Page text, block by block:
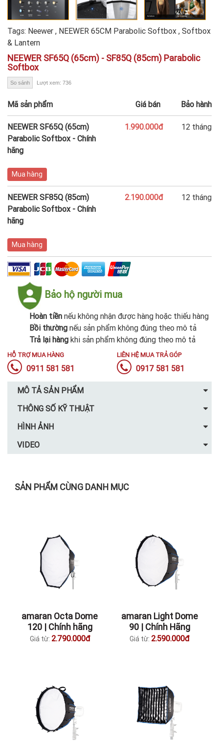
Tags: Neewer , NEEWER 65CM Parabolic Softbox , Softbox
& Lantern
NEEWER SF65Q (65cm) - SF85Q (85cm) Parabolic
Softbox
So sánh Lượt xem: 736
Mã sản phẩm Giá bán Bảo hành
NEEWER SF65Q (65cm)
Parabolic Softbox - Chính
hãng
1.990.000đ 12 tháng
Mua hàng
NEEWER SF85Q (85cm)
Parabolic Softbox - Chính
hãng
2.190.000đ 12 tháng
Mua hàng
Bảo hộ người mua
Hoàn tiền nếu không nhận được hàng hoặc thiếu hàng
Bồi thường nếu sản phẩm không đúng theo mô tả
Trả lại hàng khi sản phẩm không đúng theo mô tả
HỖ TRỢ MUA HÀNG
0911 581 581
LIÊN HỆ MUA TRẢ GÓP
0917 581 581
MÔ TẢ SẢN PHẨM
THÔNG SỐ KỸ THUẬT
HÌNH ẢNH
VIDEO
SẢN PHẨM CÙNG DANH MỤC
amaran Octa Dome
120 | Chính hãng
Giá từ: 2.790.000đ
amaran Light Dome
90 | Chính Hãng
Giá từ: 2.590.000đ